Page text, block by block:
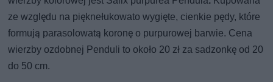
ze względu na pięknełukowato wygięte, cienkie pędy, które
formują parasolowatą koronę o purpurowej barwie. Cena
wierzby ozdobnej Penduli to około 20 zł za sadzonkę od 20
do 50 cm.